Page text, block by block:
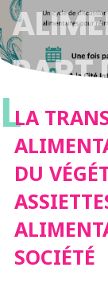
PART
DANS
|
LLA
DU
SOCIÉTÉ